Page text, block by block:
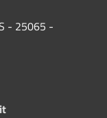
- 25065 -